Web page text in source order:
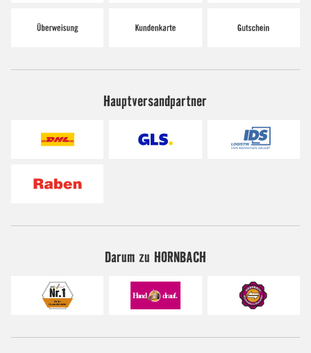
Hauptversandpartner
Darum zu HORNBACH